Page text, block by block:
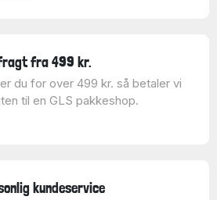
fra 499 kr.
du for over 499 kr. så betaler vi
til en GLS pakkeshop.
kundeservice